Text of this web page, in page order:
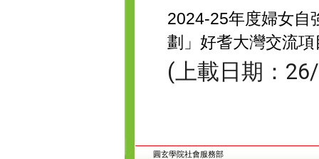
2024-25年度婦女自
劃」好耆大灣交流
(上載日期：
圓玄學院社會服務部